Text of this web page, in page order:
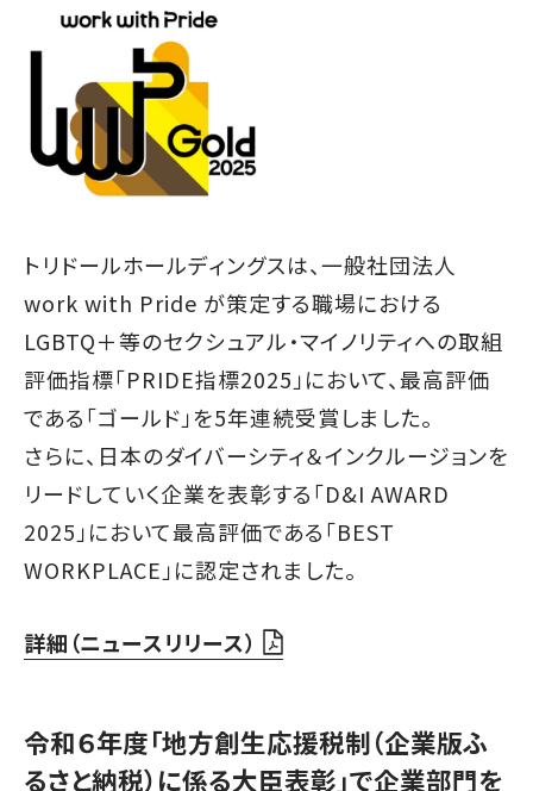
トリドールホールディングスは、一般社団法人
work with Pride が策定する職場における
LGBTQ＋等のセクシュアル・マイノリティへの取組
評価指標「PRIDE指標2025」において、最高評価
である「ゴールド」を5年連続受賞しました。
さらに、日本のダイバーシティ＆インクルージョンを
リードしていく企業を表彰する「D&I AWARD
2025」において最高評価である「BEST
WORKPLACE」に認定されました。
詳細（ニュースリリース）
令和６年度「地方創生応援税制（企業版ふ
るさと納税）に係る大臣表彰」で企業部門を